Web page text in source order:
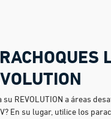
su REVOLUTION a áreas
En su lugar, utilice los